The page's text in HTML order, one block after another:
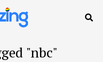
"nbc"